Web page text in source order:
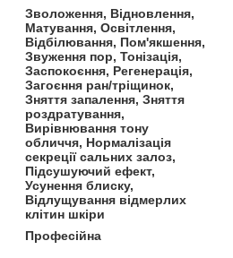
Зволоження, Відновлення,
Матування, Освітлення,
Відбілювання, Пом'якшення,
Звуження пор, Тонізація,
Заспокоєння, Регенерація,
Загоєння ран/тріщинок,
Зняття запалення, Зняття
роздратування,
Вирівнювання тону
обличчя, Нормалізація
секреції сальних залоз,
Підсушуючий ефект,
Усунення блиску,
Відлущування відмерлих
клітин шкіри
Професійна